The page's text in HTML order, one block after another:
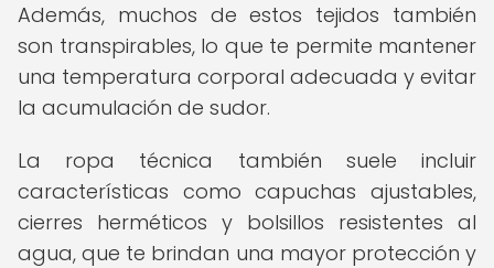
Además, muchos de estos tejidos también
son transpirables, lo que te permite mantener
una temperatura corporal adecuada y evitar
la acumulación de sudor.
La ropa técnica también suele incluir
características como capuchas ajustables,
cierres herméticos y bolsillos resistentes al
agua, que te brindan una mayor protección y